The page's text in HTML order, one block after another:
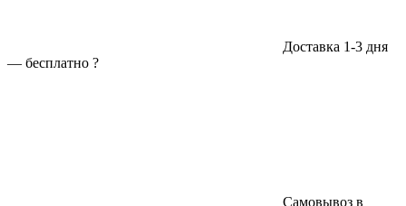
Доставка 1-3 дня
— бесплатно ?
Самовывоз в